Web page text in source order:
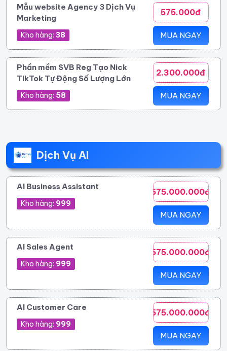
Mẫu website Agency 3 Dịch Vụ
Marketing
Kho hàng: 38
575.000đ
MUA NGAY
Phần mềm SVB Reg Tạo Nick
TikTok Tự Động Số Lượng Lớn
Kho hàng: 58
2.300.000đ
MUA NGAY
Dịch Vụ AI
AI Business Assistant
Kho hàng: 999
575.000.000đ
MUA NGAY
AI Sales Agent
Kho hàng: 999
575.000.000đ
MUA NGAY
AI Customer Care
Kho hàng: 999
575.000.000đ
MUA NGAY